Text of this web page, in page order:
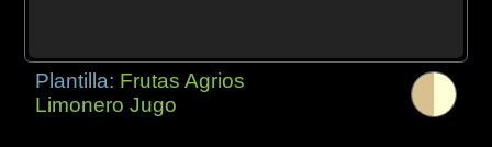
Plantilla: Frutas Agrios
Limonero Jugo